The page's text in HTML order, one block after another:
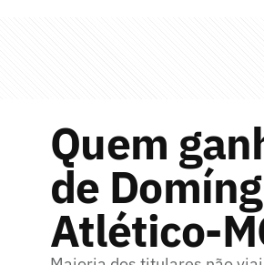
Quem
de
Atlético-